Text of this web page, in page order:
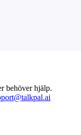
behöver hjälp.